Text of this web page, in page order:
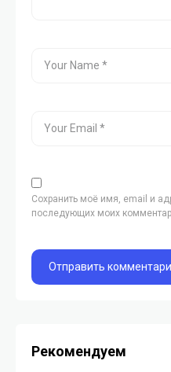
Сохранить моё имя, email и
последующих моих
Рекомендуем